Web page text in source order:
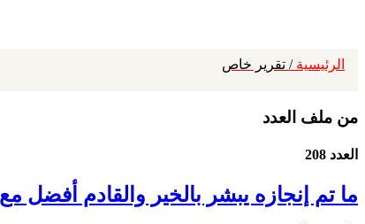
الرئيسية / تقرير خاص
من ملف العدد
العدد 208
ما تم إنجازه يبشر بالخير والقادم أفضل